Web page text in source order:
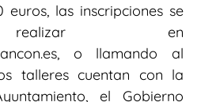
las inscripciones se
en
o llamando al
talleres cuentan con la
el Gobierno